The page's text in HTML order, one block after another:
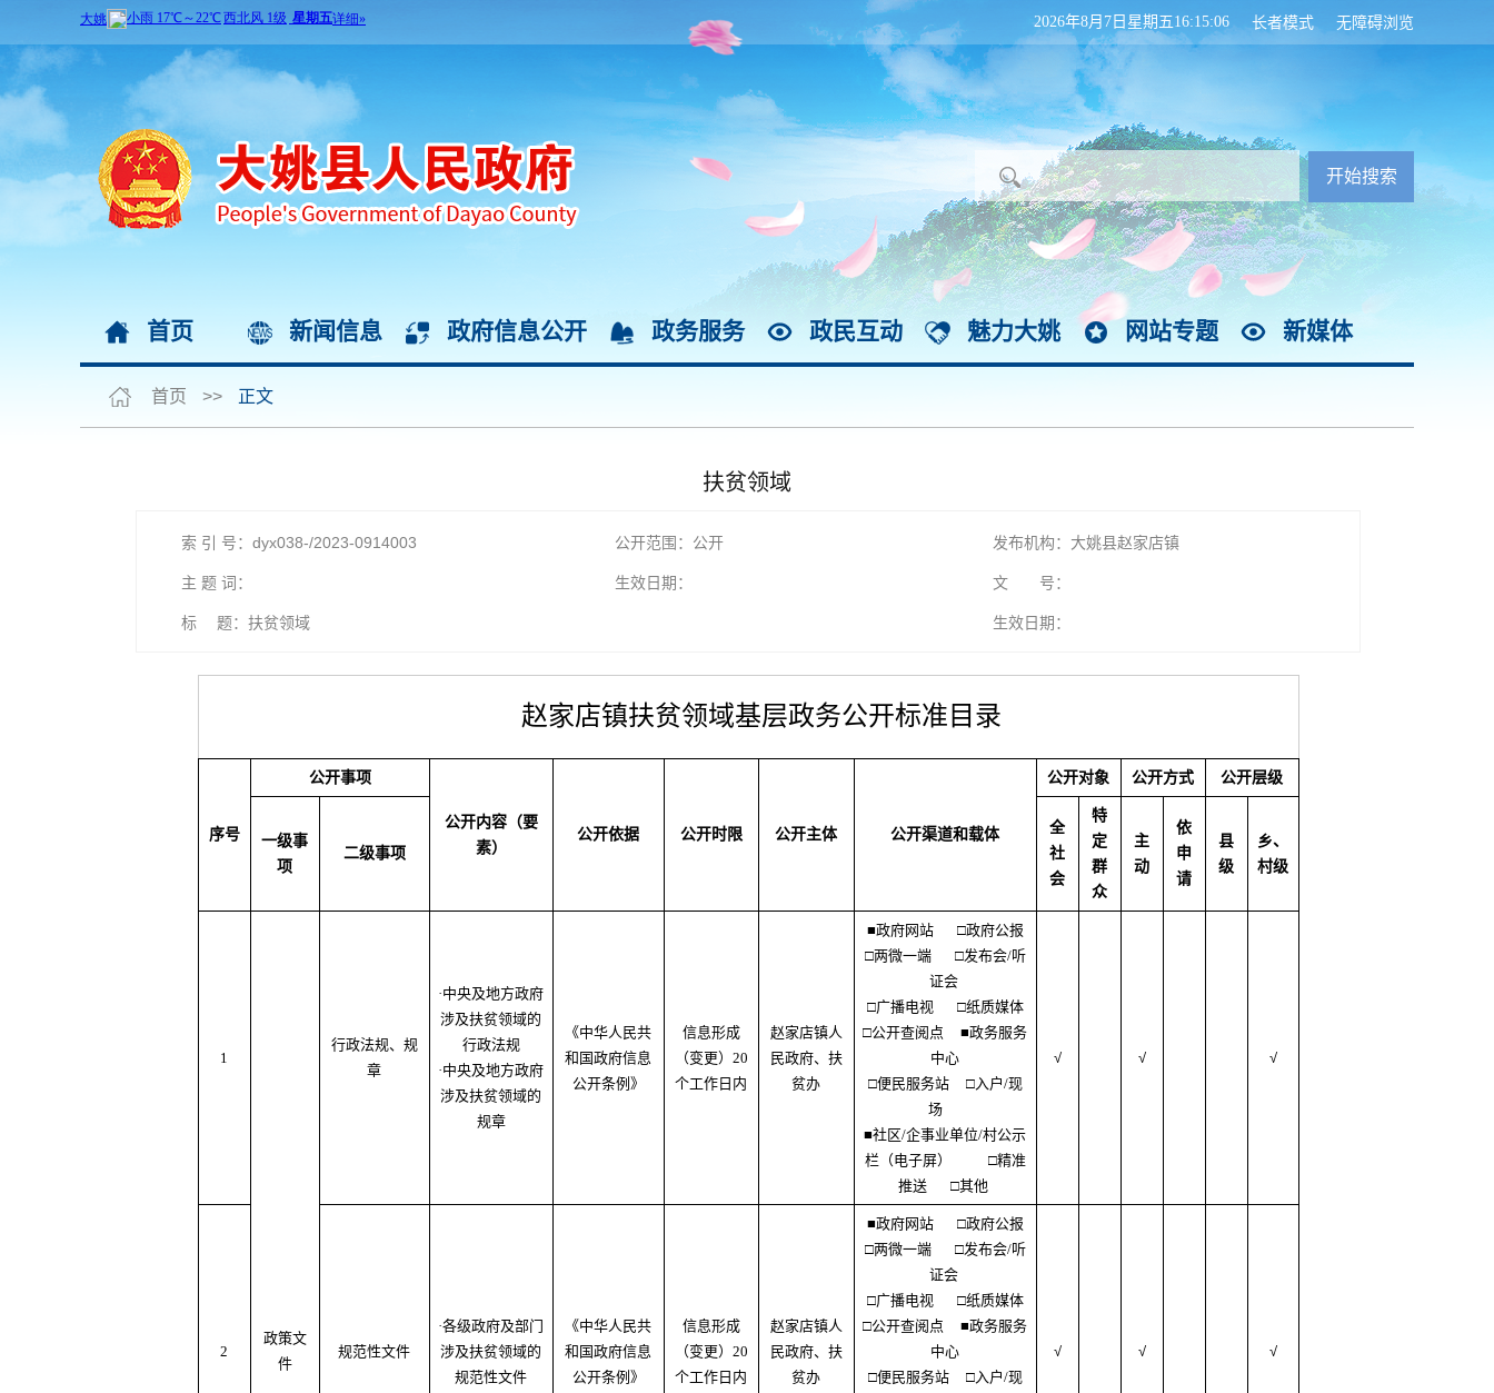
无障碍浏览
长者模式
2026年8月7日星期五16:15:08
首页 新闻信息 政府信息公开 政务服务 政民互动 魅力大姚 网站专题 新媒体
首页 >> 正文
扶贫领域
索 引 号：dyx038-/2023-0914003 公开范围：公开 发布机构：大姚县赵家店镇
主 题 词： 生效日期： 文 号：
标 题：扶贫领域 生效日期：
赵家店镇扶贫领域基层政务公开标准目录
序号
公开事项
公开内容（要
素）
公开依据 公开时限 公开主体 公开渠道和载体
公开对象 公开方式 公开层级
一级事
项
二级事项
全
社
会
特
定
群
众
主
动
依
申
请
县
级
乡、
村级
1
政策文
件
行政法规、规
章
·中央及地方政府
涉及扶贫领域的
行政法规
·中央及地方政府
涉及扶贫领域的
规章
《中华人民共
和国政府信息
公开条例》
信息形成
（变更）20
个工作日内
赵家店镇人
民政府、扶
贫办
■政府网站
□政府公报
□两微一端
□发布会/听
证会
□广播电视
□纸质媒体
□公开查阅点
■政务服务
中心
□便民服务站
□入户/现
场
■社区/企事业单位/村公示
栏（电子屏）
□精准
推送
□其他
√ √ √
2 规范性文件
·各级政府及部门
涉及扶贫领域的
规范性文件
《中华人民共
和国政府信息
公开条例》
信息形成
（变更）20
个工作日内
赵家店镇人
民政府、扶
贫办
■政府网站
□政府公报
□两微一端
□发布会/听
证会
□广播电视
□纸质媒体
□公开查阅点
■政务服务
中心
□便民服务站
□入户/现
√ √ √